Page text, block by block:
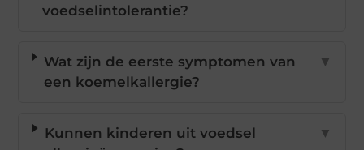
voedselintolerantie?
Wat zijn de eerste symptomen van
een koemelkallergie?
▼
Kunnen kinderen uit voedsel
▼